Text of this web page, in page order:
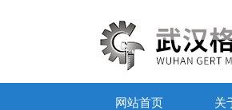
网站首页 关